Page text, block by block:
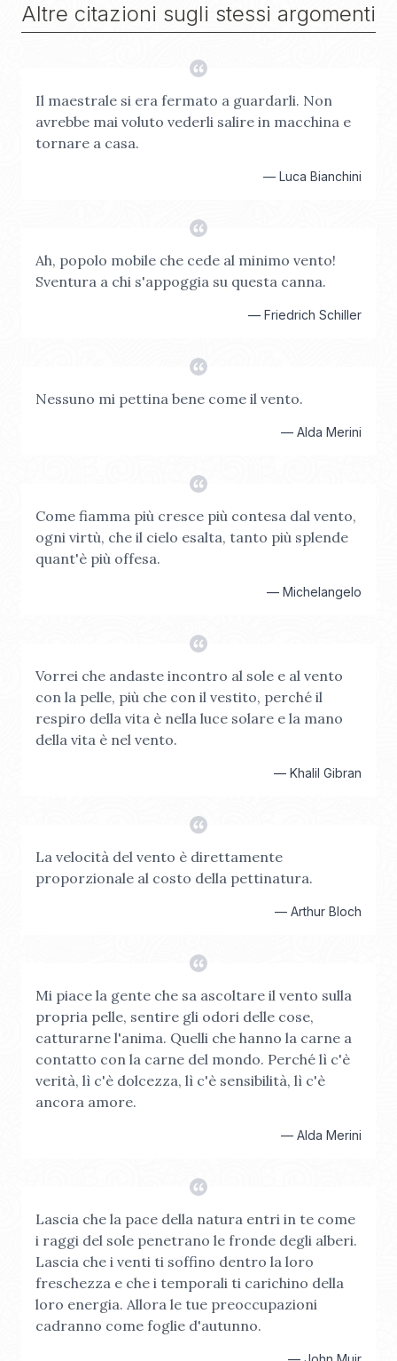
Altre citazioni sugli stessi argomenti
Il maestrale si era fermato a guardarli. Non
avrebbe mai voluto vederli salire in macchina e
tornare a casa.
— Luca Bianchini
Ah, popolo mobile che cede al minimo vento!
Sventura a chi s'appoggia su questa canna.
— Friedrich Schiller
Nessuno mi pettina bene come il vento.
— Alda Merini
Come fiamma più cresce più contesa dal vento,
ogni virtù, che il cielo esalta, tanto più splende
quant'è più offesa.
— Michelangelo
Vorrei che andaste incontro al sole e al vento
con la pelle, più che con il vestito, perché il
respiro della vita è nella luce solare e la mano
della vita è nel vento.
— Khalil Gibran
La velocità del vento è direttamente
proporzionale al costo della pettinatura.
— Arthur Bloch
Mi piace la gente che sa ascoltare il vento sulla
propria pelle, sentire gli odori delle cose,
catturarne l'anima. Quelli che hanno la carne a
contatto con la carne del mondo. Perché lì c'è
verità, lì c'è dolcezza, lì c'è sensibilità, lì c'è
ancora amore.
— Alda Merini
Lascia che la pace della natura entri in te come
i raggi del sole penetrano le fronde degli alberi.
Lascia che i venti ti soffino dentro la loro
freschezza e che i temporali ti carichino della
loro energia. Allora le tue preoccupazioni
cadranno come foglie d'autunno.